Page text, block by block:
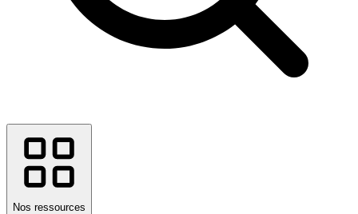
Nos ressources